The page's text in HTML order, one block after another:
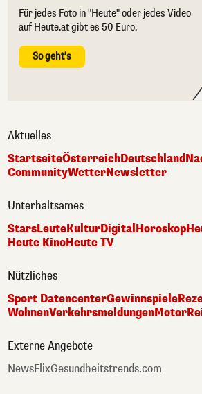
Für jedes Foto in "Heute" oder jedes Video
auf Heute.at gibt es 50 Euro.
So geht's
Aktuelles
StartseiteÖsterreichDeutschland
CommunityWetterNewsletter
Unterhaltsames
StarsLeuteKulturDigital Horoskop
Heute KinoHeute TV
Nützliches
Sport DatencenterGewinnspiele
WohnenVerkehrsmeldungenMotor
Externe Angebote
NewsFlixGesundheitstrends.com